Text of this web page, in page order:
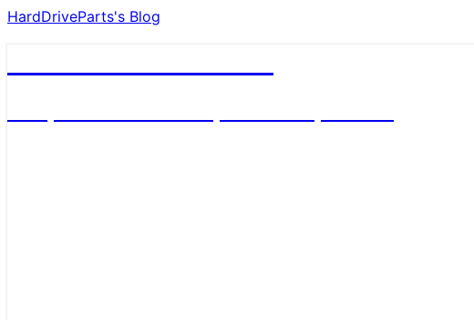
HardDriveParts's Blog